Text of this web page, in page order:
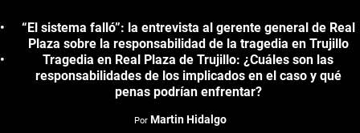
“El sistema falló”: la entrevista al gerente general de Real
Plaza sobre la responsabilidad de la tragedia en Trujillo
Tragedia en Real Plaza de Trujillo: ¿Cuáles son las
responsabilidades de los implicados en el caso y qué
penas podrían enfrentar?
Por Martin Hidalgo